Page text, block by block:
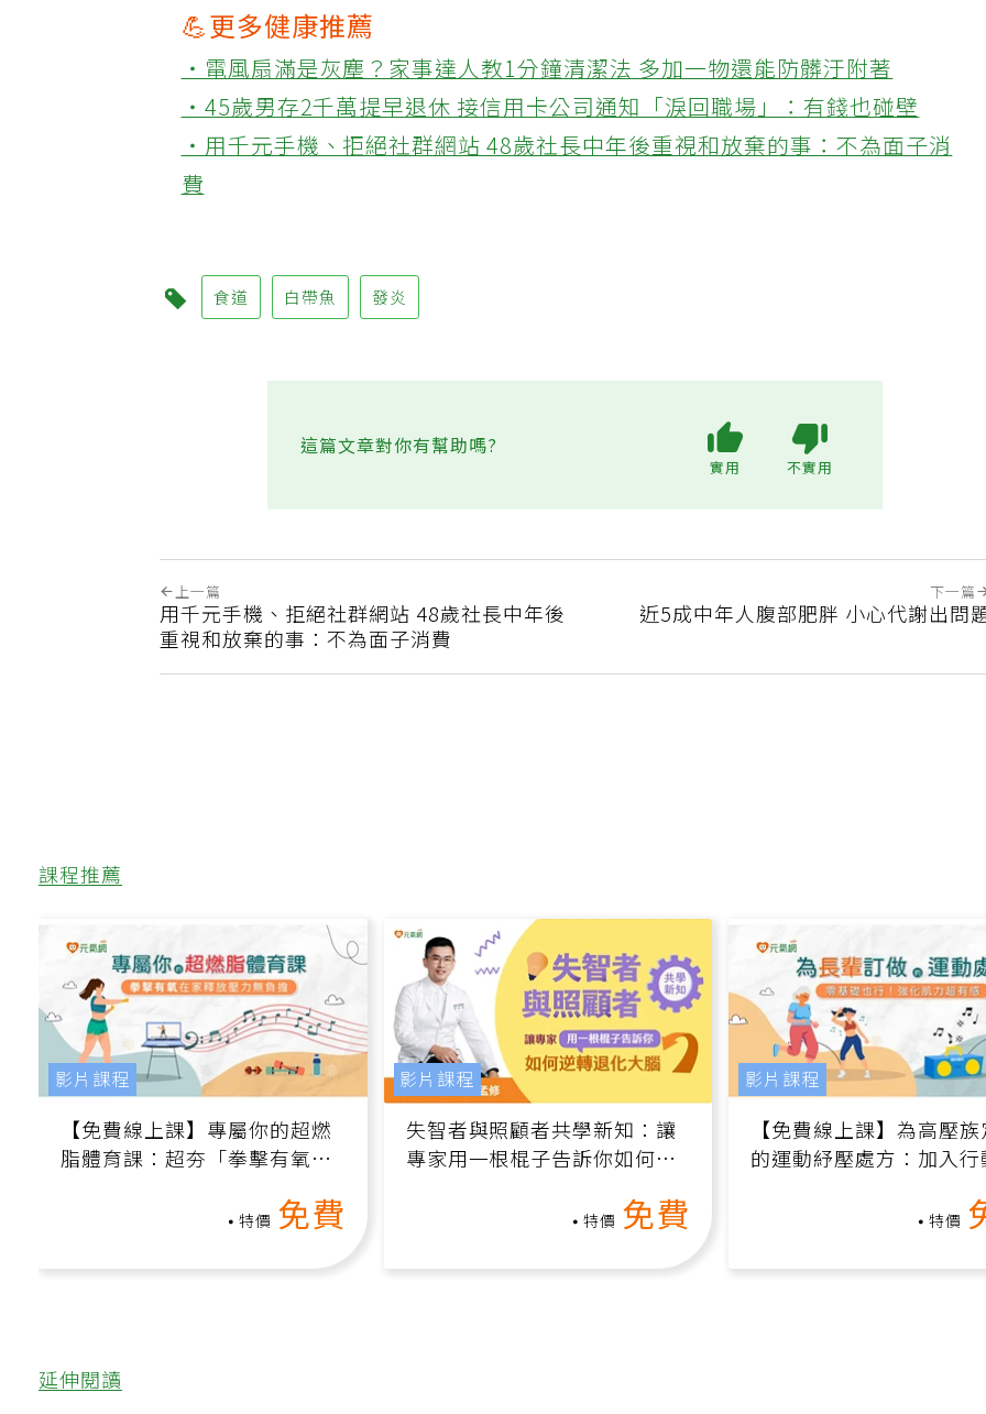
💪更多健康推薦
‧電風扇滿是灰塵？家事達人教1分鐘清潔法 多加一物還能防髒汙附著
‧45歲男存2千萬提早退休 接信用卡公司通知「淚回職場」：有錢也碰壁
‧用千元手機、拒絕社群網站 48歲社長中年後重視和放棄的事：不為面子消
費
食道 白帶魚 發炎
這篇文章對你有幫助嗎?
上一篇
用千元手機、拒絕社群網站 48歲社長中年後
重視和放棄的事：不為面子消費
下一篇
近5成中年人腹部肥胖 小心代謝出問
課程推薦
【免費線上課】專屬你的超燃
脂體育課：超夯「拳擊有氧」
高壓族在家釋放壓力無負擔
免費
影片課程
失智者與照顧者共學新知：讓
專家用一根棍子告訴你如何逆
轉退化大腦（線上影音課）
免費
影片課程
【免費線上課】為高壓族
的運動紓壓處方：加入行
增肌、互動元素，0基礎
影片課程
延伸閱讀